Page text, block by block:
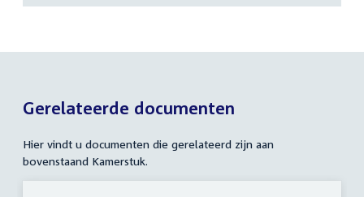
Gerelateerde documenten
Hier vindt u documenten die gerelateerd zijn aan
bovenstaand Kamerstuk.